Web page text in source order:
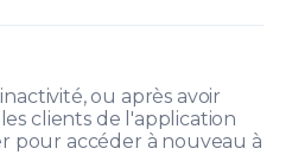
ou après avoir
clients de l'application
pour accéder à nouveau à